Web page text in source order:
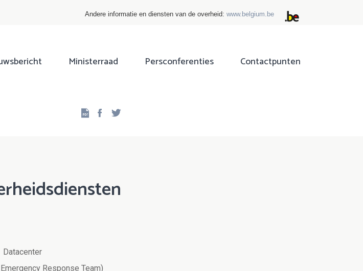
Andere informatie en diensten van de overheid: www.belgium.be
Ministerraad Persconferenties Contactpunten
Facebook
Datacenter
Response Team)